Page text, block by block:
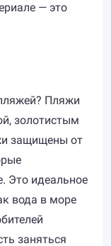
— это
Пляжи
золотистым
защищены от
Это идеальное
вода в море
заняться